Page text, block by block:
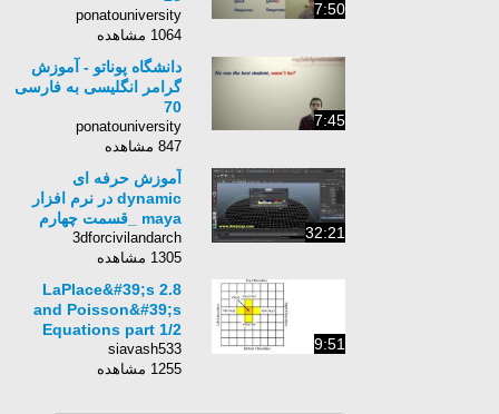
7:50
ponatouniversity
1064 مشاهده
7:45
دانشگاه پوناتو - آموزش
گرامر انگلیسی به فارسی
70
ponatouniversity
847 مشاهده
32:21
آموزش حرفه ای
dynamic در نرم افزار
maya _قسمت چهارم
3dforcivilandarch
1305 مشاهده
9:51
2.8 LaPlace&#39;s
and Poisson&#39;s
Equations part 1/2
siavash533
1255 مشاهده